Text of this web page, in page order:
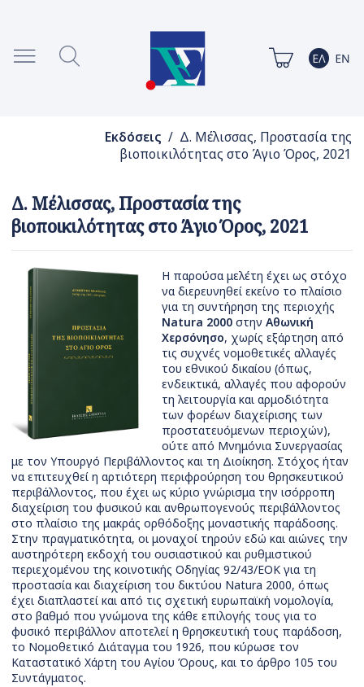
Εκδόσεις / Δ. Μέλισσας, Προστασία της
βιοποικιλότητας στο Άγιο Όρος, 2021
Δ. Μέλισσας, Προστασία της
βιοποικιλότητας στο Άγιο Όρος, 2021
H παρούσα μελέτη έχει ως στόχο
να διερευνηθεί εκείνο το πλαίσιο
για τη συντήρηση της περιοχής
Natura 2000 στην Αθωνική
Χερσόνησο, χωρίς εξάρτηση από
τις συχνές νομοθετικές αλλαγές
του εθνικού δικαίου (όπως,
ενδεικτικά, αλλαγές που αφορούν
τη λειτουργία και αρμοδιότητα
των φορέων διαχείρισης των
προστατευόμενων περιοχών),
ούτε από Μνημόνια Συνεργασίας
με τον Υπουργό Περιβάλλοντος και τη Διοίκηση. Στόχος ήταν
να επιτευχθεί η αρτιότερη περιφρούρηση του θρησκευτικού
περιβάλλοντος, που έχει ως κύριο γνώρισμα την ισόρροπη
διαχείριση του φυσικού και ανθρωπογενούς περιβάλλοντος
στο πλαίσιο της μακράς ορθόδοξης μοναστικής παράδοσης.
Στην πραγματικότητα, οι μοναχοί τηρούν εδώ και αιώνες την
αυστηρότερη εκδοχή του ουσιαστικού και ρυθμιστικού
περιεχομένου της κοινοτικής Οδηγίας 92/43/ΕΟΚ για τη
προστασία και διαχείριση του δικτύου Νatura 2000, όπως
έχει διαπλαστεί και από τις σχετική ευρωπαϊκή νομολογία,
στο βαθμό που γνώμονα της κάθε επιλογής τους για το
φυσικό περιβάλλον αποτελεί η θρησκευτική τους παράδοση,
το Νομοθετικό Διάταγμα του 1926, που κύρωσε τον
Καταστατικό Χάρτη του Αγίου Όρους, και το άρθρο 105 του
Συντάγματος.